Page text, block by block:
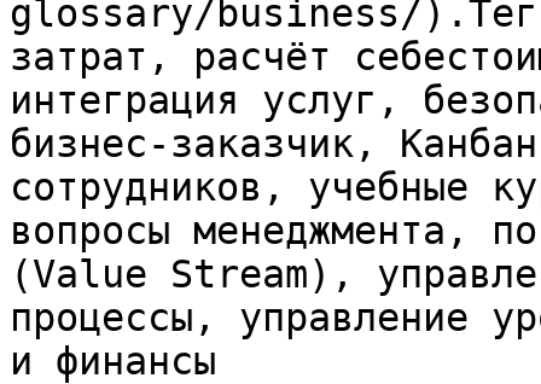
glossary/business/
затрат, расчёт
интеграция услуг,
бизнес-заказчик,
сотрудников, учебные
вопросы менеджмента,
(Value Stream),
процессы, управление
и финансы